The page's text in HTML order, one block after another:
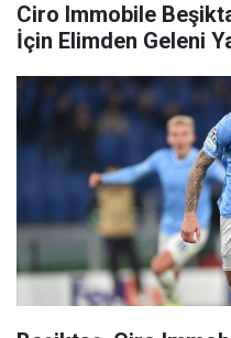
Ciro Immobile
İçin Elimden Geleni